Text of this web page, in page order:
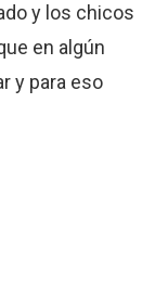
y los chicos
en algún
y para eso